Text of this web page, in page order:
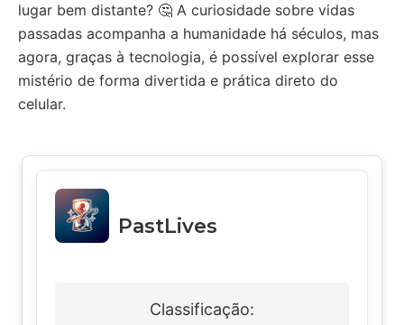
lugar bem distante? 🤔 A curiosidade sobre vidas
passadas acompanha a humanidade há séculos, mas
agora, graças à tecnologia, é possível explorar esse
mistério de forma divertida e prática direto do
celular.
PastLives
Classificação: